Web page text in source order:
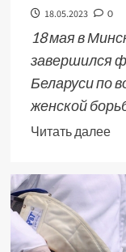
18.05.2023 0
18 мая в
завершился
Беларуси по
женской
Читать далее